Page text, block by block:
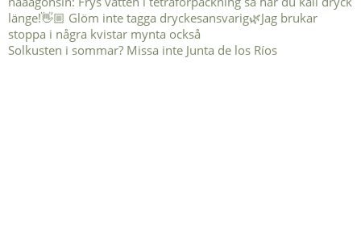
Solkusten i sommar? Missa inte Junta de los Ríos